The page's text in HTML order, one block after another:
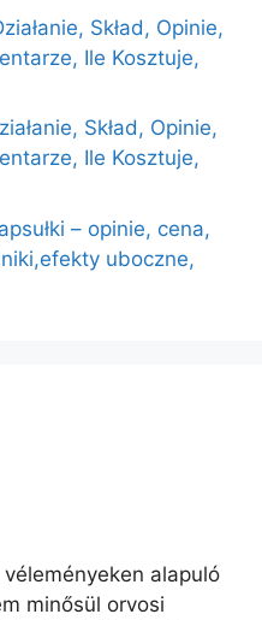
Skład, Opinie,
Ile Kosztuje,
Skład, Opinie,
Ile Kosztuje,
– opinie, cena,
uboczne,
alapuló
minősül orvosi